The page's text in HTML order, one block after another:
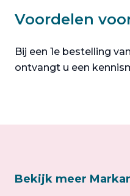
Voordelen
Bij een 1e bestelling
ontvangt u een
Bekijk meer